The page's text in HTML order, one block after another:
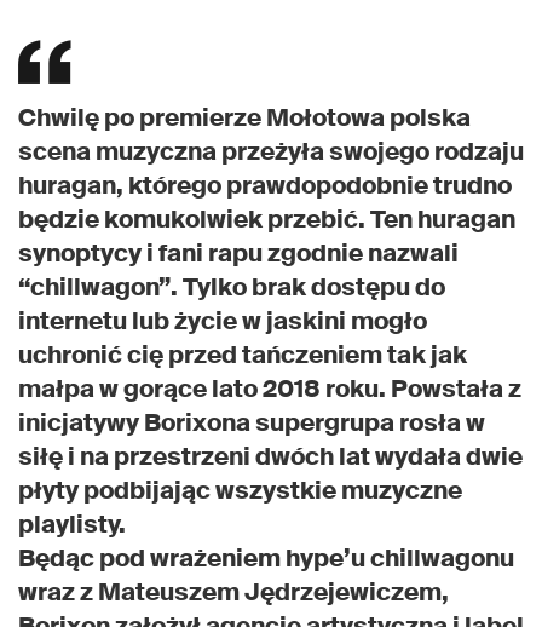
Chwilę po premierze Mołotowa polska
scena muzyczna przeżyła swojego rodzaju
huragan, którego prawdopodobnie trudno
będzie komukolwiek przebić. Ten huragan
synoptycy i fani rapu zgodnie nazwali
“chillwagon”. Tylko brak dostępu do
internetu lub życie w jaskini mogło
uchronić cię przed tańczeniem tak jak
małpa w gorące lato 2018 roku. Powstała z
inicjatywy Borixona supergrupa rosła w
siłę i na przestrzeni dwóch lat wydała dwie
płyty podbijając wszystkie muzyczne
playlisty.
Będąc pod wrażeniem hype’u chillwagonu
wraz z Mateuszem Jędrzejewiczem,